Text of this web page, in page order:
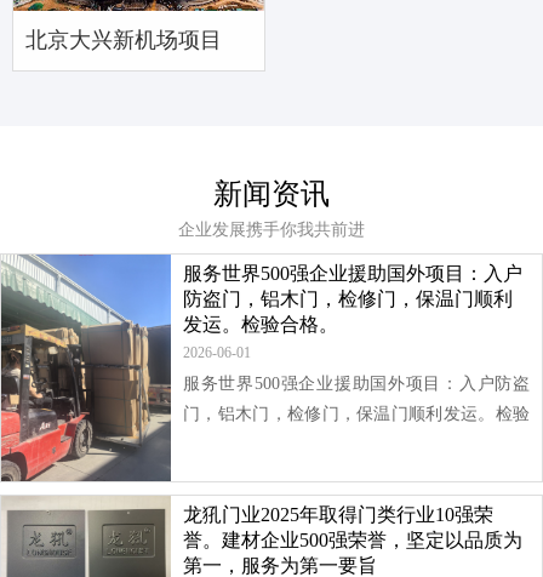
北京大兴新机场项目
新闻资讯
企业发展携手你我共前进
服务世界500强企业援助国外项目：入户
防盗门，铝木门，检修门，保温门顺利
发运。检验合格。
2026-06-01
服务世界500强企业援助国外项目：入户防盗
门，铝木门，检修门，保温门顺利发运。检验
龙犼门业2025年取得门类行业10强荣
誉。建材企业500强荣誉，坚定以品质为
第一，服务为第一要旨